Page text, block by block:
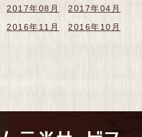
2017年08月
2017年04月
2016年11月
2016年10月